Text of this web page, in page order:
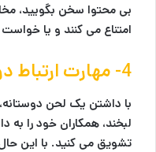
بی محتوا سخن بگویید،
امتناع می کنند و یا
4- مهارت ارتباط دوستانه
با داشتن یک لحن
لبخند، همکاران خود را به
تشویق می کنید. با این